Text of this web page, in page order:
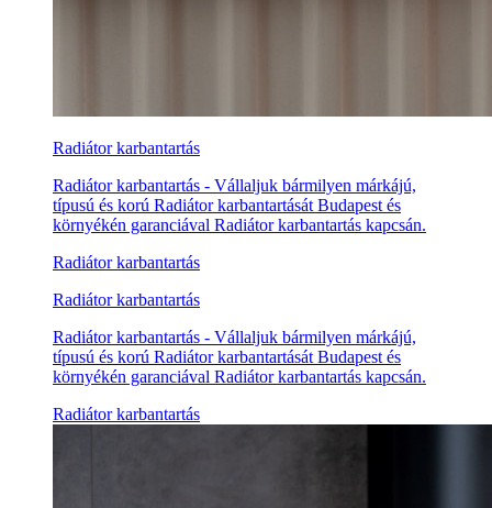
Radiátor karbantartás
Radiátor karbantartás - Vállaljuk bármilyen márkájú,
típusú és korú Radiátor karbantartását Budapest és
környékén garanciával Radiátor karbantartás kapcsán.
Radiátor karbantartás
Radiátor karbantartás
Radiátor karbantartás - Vállaljuk bármilyen márkájú,
típusú és korú Radiátor karbantartását Budapest és
környékén garanciával Radiátor karbantartás kapcsán.
Radiátor karbantartás